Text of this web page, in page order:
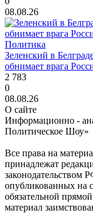
08.08.26
Политика
Зеленский в
обнимает врага
2 783
0
08.08.26
О сайте
Информационно -
Политическое Шоу»
Все права на
принадлежат
законодательством
опубликованных на
обязательной
материал